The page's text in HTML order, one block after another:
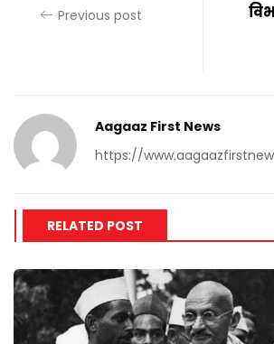
Previous post
Aagaaz First News
https://
RELATED POST